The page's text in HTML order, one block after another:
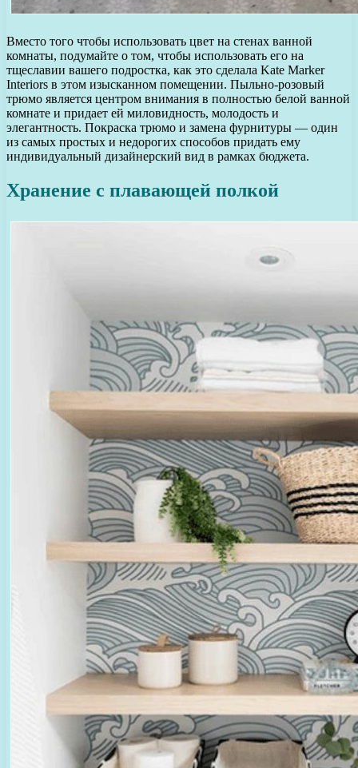
Вместо того чтобы использовать цвет на стенах ванной
комнаты, подумайте о том, чтобы использовать его на
тщеславии вашего подростка, как это сделала Kate Marker
Interiors в этом изысканном помещении. Пыльно-розовый
трюмо является центром внимания в полностью белой ванной
комнате и придает ей миловидность, молодость и
элегантность. Покраска трюмо и замена фурнитуры — один
из самых простых и недорогих способов придать ему
индивидуальный дизайнерский вид в рамках бюджета.
Хранение с плавающей полкой